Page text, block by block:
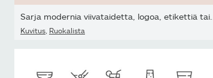
Sarja modernia viivataidetta, logoa, etikettiä tai...
Kuvitus Ruokalista